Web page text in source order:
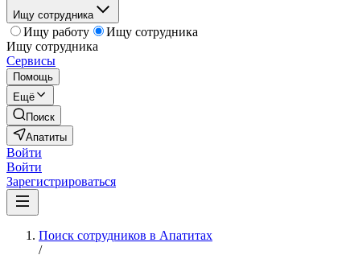
Ищу сотрудника
Ищу работу
Ищу сотрудника
Ищу сотрудника
Сервисы
Помощь
Ещё
Поиск
Апатиты
Войти
Войти
Зарегистрироваться
Поиск сотрудников в Апатитах
/